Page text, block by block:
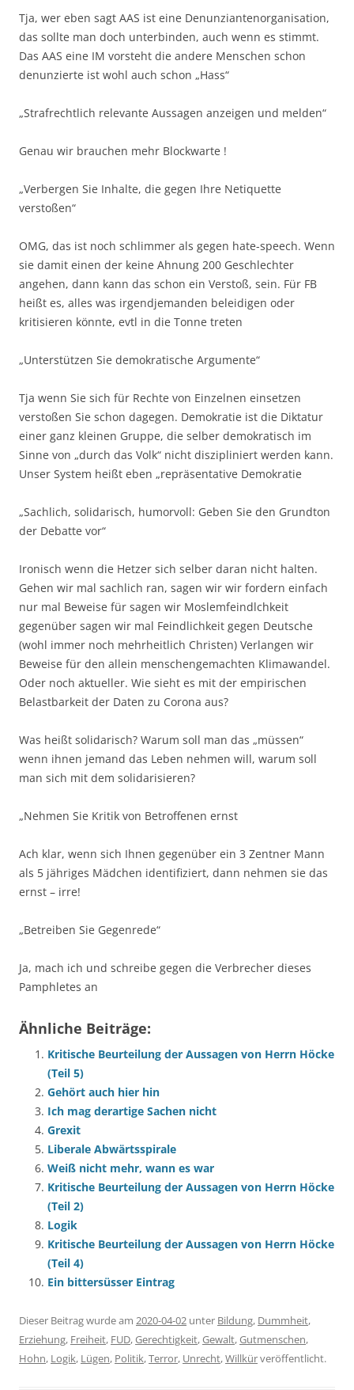
Tja, wer eben sagt AAS ist eine Denunziantenorganisation,
das sollte man doch unterbinden, auch wenn es stimmt.
Das AAS eine IM vorsteht die andere Menschen schon
denunzierte ist wohl auch schon „Hass“
„Strafrechtlich relevante Aussagen anzeigen und melden“
Genau wir brauchen mehr Blockwarte !
„Verbergen Sie Inhalte, die gegen Ihre Netiquette
verstoßen“
OMG, das ist noch schlimmer als gegen hate-speech. Wenn
sie damit einen der keine Ahnung 200 Geschlechter
angehen, dann kann das schon ein Verstoß, sein. Für FB
heißt es, alles was irgendjemanden beleidigen oder
kritisieren könnte, evtl in die Tonne treten
„Unterstützen Sie demokratische Argumente“
Tja wenn Sie sich für Rechte von Einzelnen einsetzen
verstoßen Sie schon dagegen. Demokratie ist die Diktatur
einer ganz kleinen Gruppe, die selber demokratisch im
Sinne von „durch das Volk“ nicht diszipliniert werden kann.
Unser System heißt eben „repräsentative Demokratie
„Sachlich, solidarisch, humorvoll: Geben Sie den Grundton
der Debatte vor“
Ironisch wenn die Hetzer sich selber daran nicht halten.
Gehen wir mal sachlich ran, sagen wir wir fordern einfach
nur mal Beweise für sagen wir Moslemfeindlchkeit
gegenüber sagen wir mal Feindlichkeit gegen Deutsche
(wohl immer noch mehrheitlich Christen) Verlangen wir
Beweise für den allein menschengemachten Klimawandel.
Oder noch aktueller. Wie sieht es mit der empirischen
Belastbarkeit der Daten zu Corona aus?
Was heißt solidarisch? Warum soll man das „müssen“
wenn ihnen jemand das Leben nehmen will, warum soll
man sich mit dem solidarisieren?
„Nehmen Sie Kritik von Betroffenen ernst
Ach klar, wenn sich Ihnen gegenüber ein 3 Zentner Mann
als 5 jähriges Mädchen identifiziert, dann nehmen sie das
ernst – irre!
„Betreiben Sie Gegenrede“
Ja, mach ich und schreibe gegen die Verbrecher dieses
Pamphletes an
Ähnliche Beiträge:
Kritische Beurteilung der Aussagen von Herrn Höcke
(Teil 5)
Gehört auch hier hin
Ich mag derartige Sachen nicht
Grexit
Liberale Abwärtsspirale
Weiß nicht mehr, wann es war
Kritische Beurteilung der Aussagen von Herrn Höcke
(Teil 2)
Logik
Kritische Beurteilung der Aussagen von Herrn Höcke
(Teil 4)
Ein bittersüsser Eintrag
Dieser Beitrag wurde am 2020-04-02 unter Bildung, Dummheit,
Erziehung, Freiheit, FUD,Gerechtigkeit,Gewalt,Gutmenschen,
Hohn, Logik, Lügen, Politik,Terror, Unrecht,Willkürveröffentlicht.